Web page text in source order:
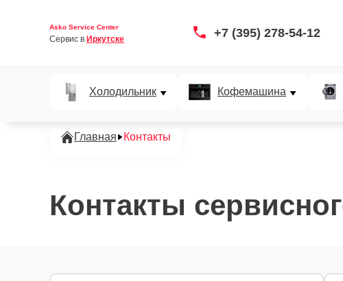
Asko Service Center
Сервис в Иркутске +7 (395) 278-54-12
Холодильник Кофемашина
Главная Контакты
Контакты